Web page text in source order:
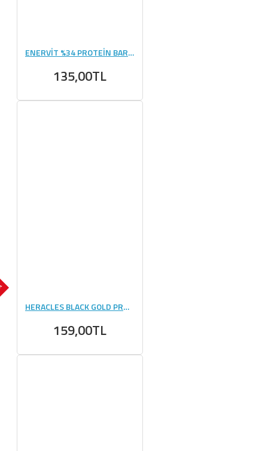
ENERVİT %34 PROTEİN BAR 55 GR 1 ADET
135,00TL
HERACLES BLACK GOLD PROFESSİONAL SHAKER 500 ML
159,00TL